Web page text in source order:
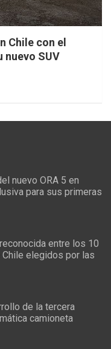
Chile con el
nuevo SUV
nuevo ORA 5 en
para sus primeras
entre los 10
elegidos por las
de la tercera
camioneta